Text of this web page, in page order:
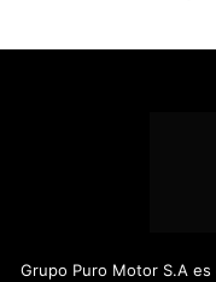
Grupo Puro Motor S.A